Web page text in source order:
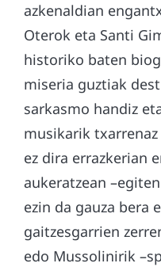
azkenaldian
Oterok eta Santi
historiko baten
miseria guztiak
sarkasmo handiz
musikarik
ez dira errazkerian
aukeratzean
ezin da gauza bera
gaitzesgarrien
edo Mussolinirik